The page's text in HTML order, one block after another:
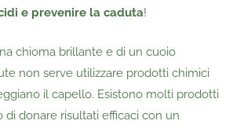
e prevenire la caduta!
chioma brillante e di un cuoio
non serve utilizzare prodotti chimici
il capello. Esistono molti prodotti
di donare risultati efficaci con un